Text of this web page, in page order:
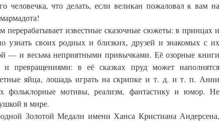
человечка, что делать, если великан пожаловал к вам на
перерабатывает известные сказочные сюжеты: в принцах и
узнать своих родных и близких, друзей и знакомых с их
— и весьма неприятными привычками. Её озорные книги
превращениями: в её сказках пруд может наполнятся
яйца, лошадь играть на скрипке и т. д. и т. п. Анни
фольклорные мотивы, реализм, фантастику и юмор. Не
в мире.
Золотой Медали имени Ханса Кристиана Андерсена,